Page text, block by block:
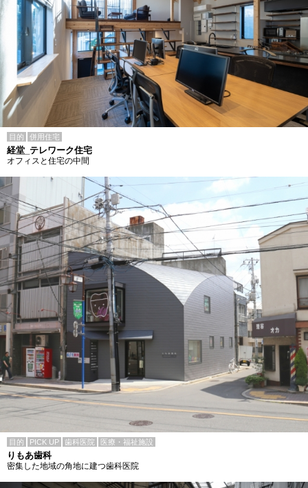
目的 併用住宅
経堂_テレワーク住宅
オフィスと住宅の中間
目的 PICK UP 歯科医院 医療・福祉施設
りもあ歯科
密集した地域の角地に建つ歯科医院